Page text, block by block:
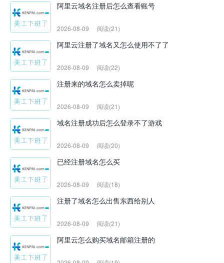
阿里云域名注册后怎么查看账号
2026-08-09 阅读(21)
阿里云注册了域名又怎么使用不了了
2026-08-09 阅读(22)
注册来的域名怎么卖掉呢
2026-08-09 阅读(21)
域名注册成功后怎么登录不了游戏
2026-08-09 阅读(20)
已经注册域名怎么买
2026-08-09 阅读(18)
注册了域名怎么出售东西给别人
2026-08-09 阅读(21)
阿里云怎么购买域名邮箱注册的